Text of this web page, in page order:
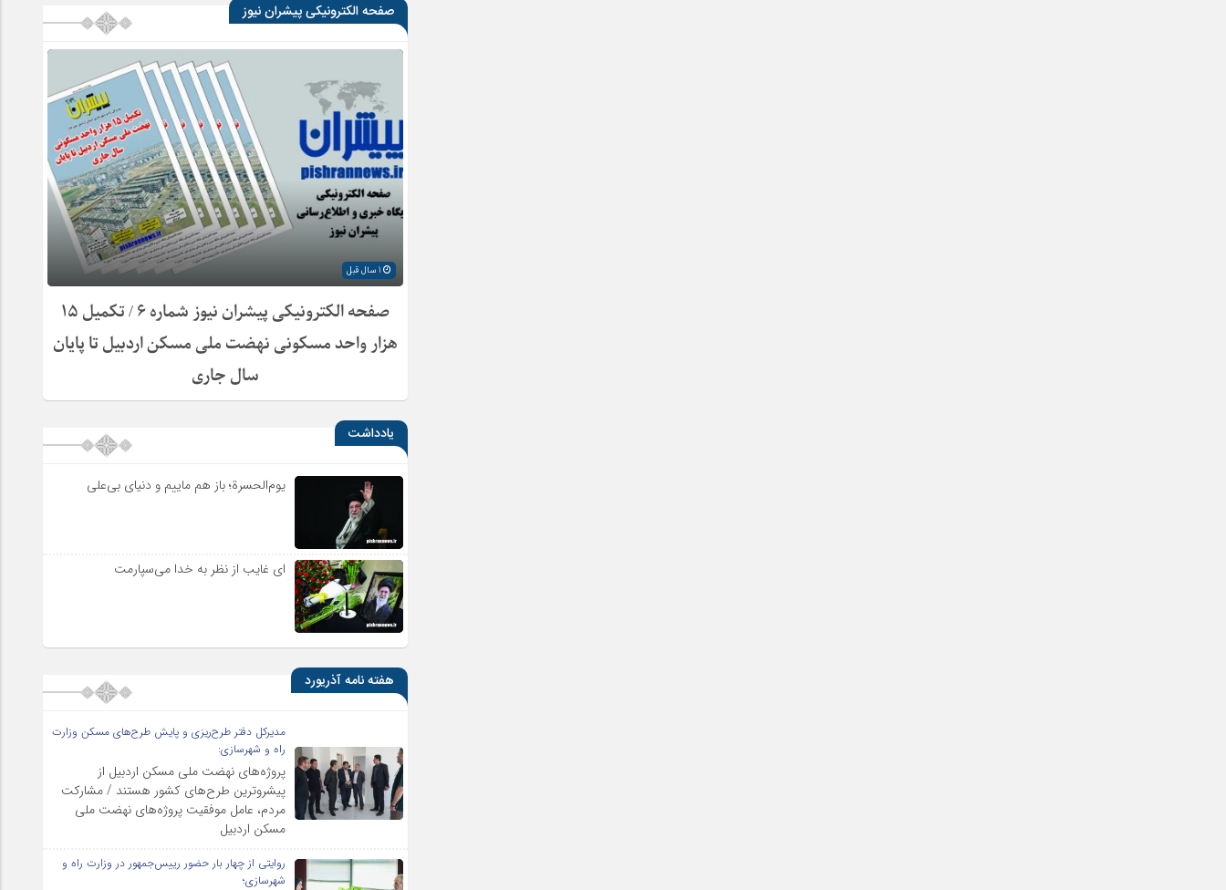
صفحه الکترونیکی پیشران نیوز
صفحه الکترونیکی پیشران نیوز شماره ۶ / تکمیل ۱۵
هزار واحد مسکونی نهضت ملی مسکن اردبیل تا پایان
سال جاری
یادداشت
یوم‌الحسرة؛ باز هم ماییم و دنیای بی‌علی
ای غایب از نظر به خدا می‌سپارمت
هفته نامه آذریورد
مدیرکل دفتر طرح‌ریزی و پایش طرح‌های مسکن وزارت
راه و شهرسازی:
پروژه‌های نهضت ملی مسکن اردبیل از
پیشروترین طرح‌های کشور هستند / مشارکت
مردم، عامل موفقیت پروژه‌های نهضت ملی
مسکن اردبیل
روایتی از چهار بار حضور رییس‌جمهور در وزارت راه و
شهرسازی؛